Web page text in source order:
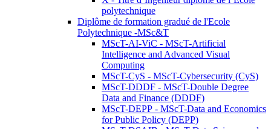
polytechnique
Diplôme de formation gradué de l'Ecole
Polytechnique -MSc&T
MScT-AI-ViC - MScT-Artificial
Intelligence and Advanced Visual
Computing
MScT-CyS - MScT-Cybersecurity (CyS)
MScT-DDDF - MScT-Double Degree
Data and Finance (DDDF)
MScT-DEPP - MScT-Data and Economics
for Public Policy (DEPP)